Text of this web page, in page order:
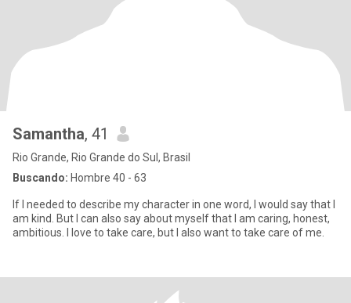
Samantha, 41
Rio Grande, Rio Grande do Sul, Brasil
Buscando: Hombre 40 - 63
If I needed to describe my character in one word, I would say that I
am kind. But I can also say about myself that I am caring, honest,
ambitious. I love to take care, but I also want to take care of me.